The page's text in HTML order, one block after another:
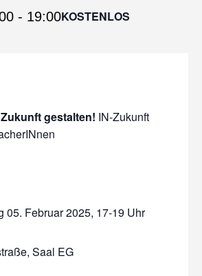
- 19:00KOSTENLOS
gestalten! IN-Zukunft
Februar 2025, 17-19 Uhr
Saal EG